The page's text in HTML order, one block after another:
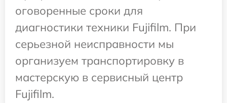
оговоренные сроки для
диагностики техники Fujifilm. При
серьезной неисправности мы
организуем транспортировку в
мастерскую в сервисный центр
Fujifilm.